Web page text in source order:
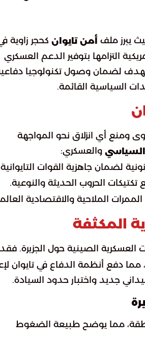
يبرز ملف أمن تايوان كحجر زاوية
التزامها بتوفير الدعم العسكري
يهدف لضمان وصول تكنولوجيا
السياسية القائمة.
ومنع أي انزلاق نحو المواجهة
السياسي والعسكري:
لضمان جاهزية القوات
الحروب الحديثة والنوعية.
الممرات الملاحية والاقتصادية
المكثفة
العسكرية الصينية حول الجزيرة. فقد
مما دفع أنظمة الدفاع في تايوان
جديد واختبار حدود السيادة.
مما يوضح طبيعة الضغوط